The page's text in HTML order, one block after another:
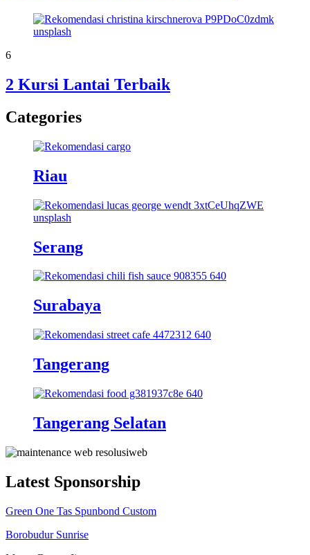
6
2 Kursi Lantai Terbaik
Categories
Riau
Serang
Surabaya
Tangerang
Tangerang Selatan
Latest Sponsorship
Green One Tas Spunbond Custom
Borobudur Sunrise